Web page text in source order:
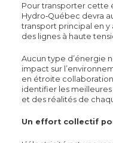
Pour transporter cette
Hydro‑Québec devra
transport principal en
des lignes à haute
Aucun type d’énergie
impact sur
en étroite
identifier les
et des réalités de
Un effort collectif